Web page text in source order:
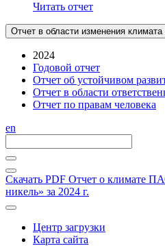
Читать отчет
Отчет в области изменения климата
2024
Годовой отчет
Отчет об устойчивом
Отчет в области
Отчет по правам человека
en
Скачать PDF Отчет о климате
никель» за 2024 г.
Центр загрузки
Карта сайта